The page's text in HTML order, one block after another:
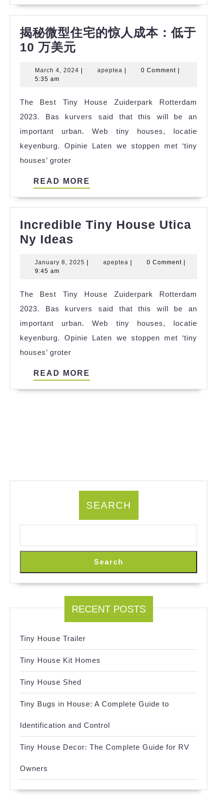
揭秘微型住宅的惊人成本：低于
10 万美元
微
住
宅
的
惊
成
本：
低
于
美
March 4, 2024 March
| apeptea apeptea
| 0 Comment |
5:35 am
The Best Tiny House Zuiderpark Rotterdam
2023. Bas kurvers said that this will be an
important urban. Web tiny houses, locatie
keyenburg. Opinie Laten we stoppen met ‘tiny
houses’ groter
READ MORE
Incredible Tiny House Utica
Ny Ideas
House
Ny
Ideas
January 8, 2025 January
| apeptea apeptea
| 0 Comment |
9:45 am
The Best Tiny House Zuiderpark Rotterdam
2023. Bas kurvers said that this will be an
important urban. Web tiny houses, locatie
keyenburg. Opinie Laten we stoppen met ‘tiny
houses’ groter
READ MORE
SEARCH
Search
RECENT POSTS
Tiny House Trailer
Tiny House Kit Homes
Tiny House Shed
Tiny Bugs in House: A Complete Guide to
Identification and Control
Tiny House Decor: The Complete Guide for RV
Owners